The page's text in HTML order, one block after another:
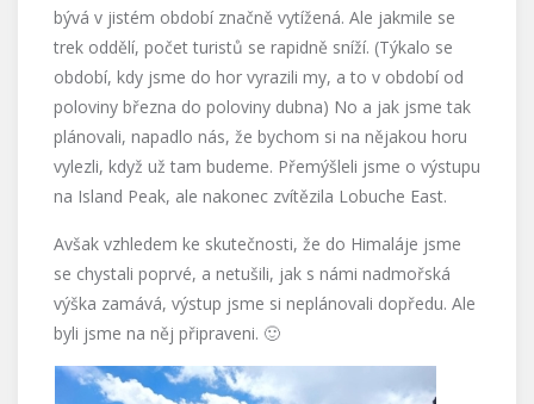
bývá v jistém období značně vytížená. Ale jakmile se
trek oddělí, počet turistů se rapidně sníží. (Týkalo se
období, kdy jsme do hor vyrazili my, a to v období od
poloviny března do poloviny dubna) No a jak jsme tak
plánovali, napadlo nás, že bychom si na nějakou horu
vylezli, když už tam budeme. Přemýšleli jsme o výstupu
na Island Peak, ale nakonec zvítězila Lobuche East.
Avšak vzhledem ke skutečnosti, že do Himaláje jsme
se chystali poprvé, a netušili, jak s námi nadmořská
výška zamává, výstup jsme si neplánovali dopředu. Ale
byli jsme na něj připraveni. 🙂